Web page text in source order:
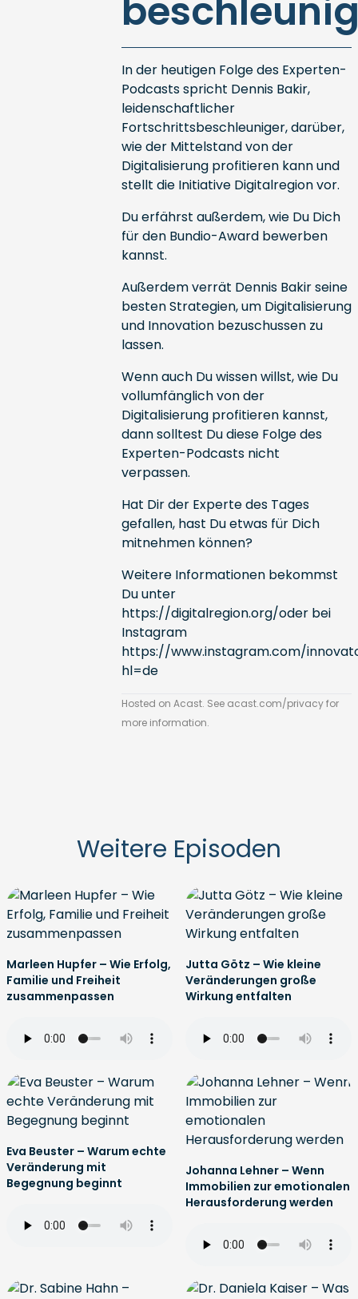
In der heutigen Folge des Experten-
Podcasts spricht Dennis Bakir,
leidenschaftlicher
Fortschrittsbeschleuniger, darüber,
wie der Mittelstand von der
Digitalisierung profitieren kann und
stellt die Initiative Digitalregion vor.
Du erfährst außerdem, wie Du Dich
für den Bundio-Award bewerben
kannst.
Außerdem verrät Dennis Bakir seine
besten Strategien, um Digitalisierung
und Innovation bezuschussen zu
lassen.
Wenn auch Du wissen willst, wie Du
vollumfänglich von der
Digitalisierung profitieren kannst,
dann solltest Du diese Folge des
Experten-Podcasts nicht
verpassen.
Hat Dir der Experte des Tages
gefallen, hast Du etwas für Dich
mitnehmen können?
Weitere Informationen bekommst
Du unter
https://digitalregion.org/oder bei
Instagram
https://www.instagram.com/
hl=de
Hosted on Acast. See acast.com/privacyfor
more information.
Weitere Episoden
Marleen Hupfer – Wie Erfolg,
Familie und Freiheit
zusammenpassen
Jutta Götz – Wie kleine
Veränderungen große
Wirkung entfalten
Eva Beuster – Warum echte
Veränderung mit
Begegnung beginnt
Johanna Lehner – Wenn
Immobilien zur emotionalen
Herausforderung werden